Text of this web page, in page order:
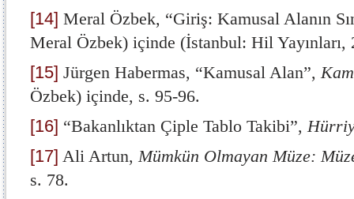
[14] Meral Özbek, “Giriş: Kamusal Alanın
Meral Özbek) içinde (İstanbul: Hil Yayınları,
[15] Jürgen Habermas, “Kamusal Alan”,
Özbek) içinde, s. 95-96.
[16] “Bakanlıktan Çiple Tablo Takibi”,
[17] Ali Artun,Mümkün Olmayan Müze:
s. 78.